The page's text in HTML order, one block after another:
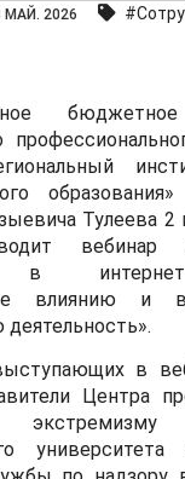
МАЙ. 2026
Тулеева 2
вебинар
интернет-
влиянию и
в
Центра
экстремизму